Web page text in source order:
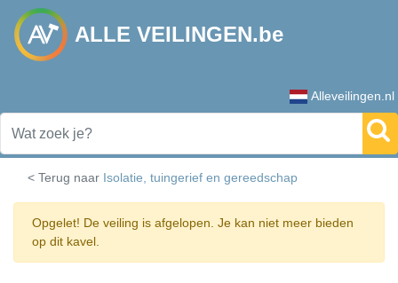
ALLE VEILINGEN.be
Alleveilingen.nl
< Terug naar Isolatie, tuingerief en gereedschap
Opgelet! De veiling is afgelopen. Je kan niet meer bieden
op dit kavel.